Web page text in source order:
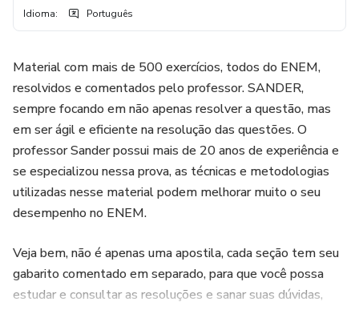
Idioma: Português
Material com mais de 500 exercícios, todos do ENEM,
resolvidos e comentados pelo professor. SANDER,
sempre focando em não apenas resolver a questão, mas
em ser ágil e eficiente na resolução das questões. O
professor Sander possui mais de 20 anos de experiência e
se especializou nessa prova, as técnicas e metodologias
utilizadas nesse material podem melhorar muito o seu
desempenho no ENEM.
Veja bem, não é apenas uma apostila, cada seção tem seu
gabarito comentado em separado, para que você possa
estudar e consultar as resoluções e sanar suas dúvidas,